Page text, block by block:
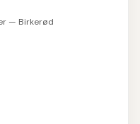
— Birkerød